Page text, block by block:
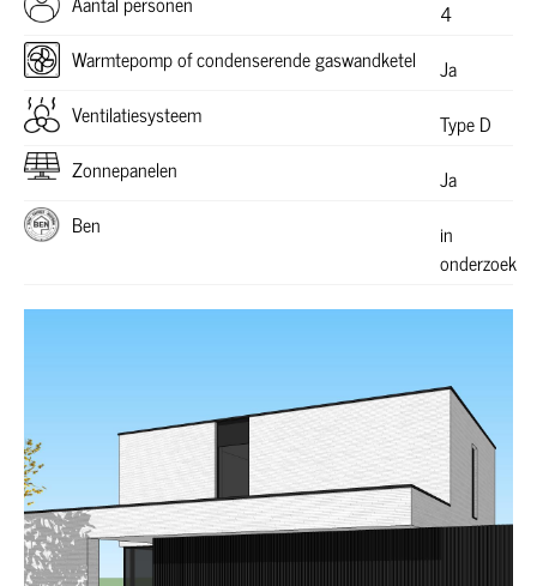
4
Warmtepomp of condenserende gaswandketel
Ja
Ventilatiesysteem
Type D
Zonnepanelen
Ja
Ben
in
onderzoek